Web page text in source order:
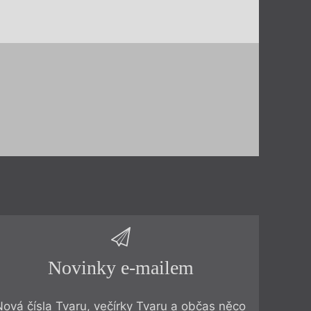
Novinky e-mailem
čísla Tvaru, večírky Tvaru a občas něco